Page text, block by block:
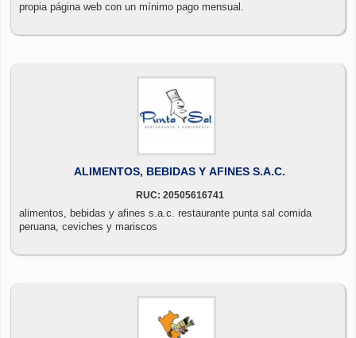
propia página web con un mínimo pago mensual.
ALIMENTOS, BEBIDAS Y AFINES S.A.C.
RUC: 20505616741
alimentos, bebidas y afines s.a.c. restaurante punta sal comida
peruana, ceviches y mariscos